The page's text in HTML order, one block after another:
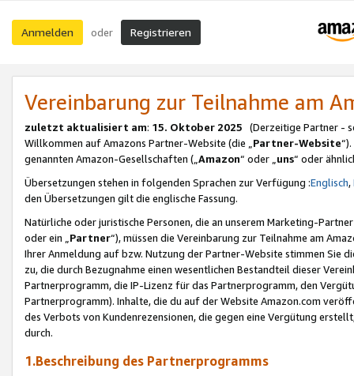
Anmelden oder Registrieren
Vereinbarung zur Teilnahme am
zuletzt aktualisiert am: 15. Oktober 2025 (Derzeitige Partner -
Willkommen auf Amazons Partner-Website (die „Partner-Website
genannten Amazon-Gesellschaften („Amazon“ oder „uns“ oder
Übersetzungen stehen in folgenden Sprachen zur Verfügung :Englisch,
den Übersetzungen gilt die englische Fassung.
Natürliche oder juristische Personen, die an unserem Marketing-
oder ein „Partner“), müssen die Vereinbarung zur Teilnahme am
Ihrer Anmeldung auf bzw. Nutzung der Partner-Website stimmen Sie
zu, die durch Bezugnahme einen wesentlichen Bestandteil dieser
Partnerprogramm, die IP-Lizenz für das Partnerprogramm, den
Partnerprogramm). Inhalte, die du auf der Website Amazon.com
des Verbots von Kundenrezensionen, die gegen eine Vergütung
durch.
1.Beschreibung des Partnerprogramms